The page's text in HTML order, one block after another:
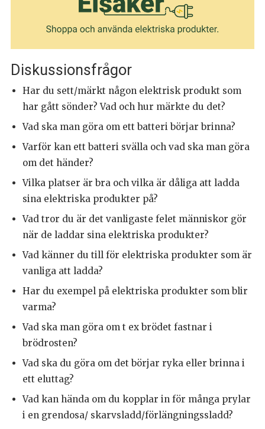
Diskussionsfrågor
Har du sett/märkt någon elektrisk produkt som
har gått sönder? Vad och hur märkte du det?
Vad ska man göra om ett batteri börjar brinna?
Varför kan ett batteri svälla och vad ska man göra
om det händer?
Vilka platser är bra och vilka är dåliga att ladda
sina elektriska produkter på?
Vad tror du är det vanligaste felet människor gör
när de laddar sina elektriska produkter?
Vad känner du till för elektriska produkter som är
vanliga att ladda?
Har du exempel på elektriska produkter som blir
varma?
Vad ska man göra om t ex brödet fastnar i
brödrosten?
Vad ska du göra om det börjar ryka eller brinna i
ett eluttag?
Vad kan hända om du kopplar in för många prylar
i en grendosa/ skarvsladd/förlängningssladd?